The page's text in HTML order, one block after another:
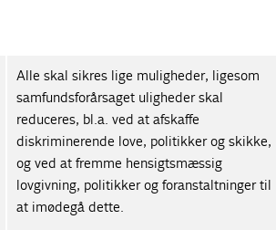
Alle skal sikres lige muligheder, ligesom
samfundsforårsaget uligheder skal
reduceres, bl.a. ved at afskaffe
diskriminerende love, politikker og skikke,
og ved at fremme hensigtsmæssig
lovgivning, politikker og foranstaltninger til
at imødegå dette.